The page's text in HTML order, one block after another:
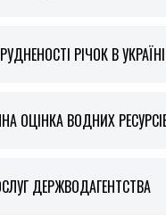
РІЧОК В УКРАЇНІ
ОЦІНКА ВОДНИХ
ДЕРЖВОДАГЕНТСТВА